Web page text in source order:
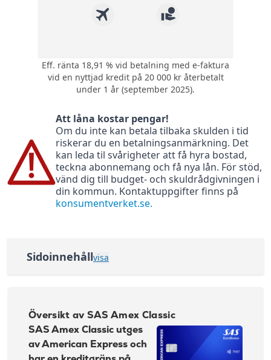
Bonus:
1 poäng i bonus på
varje krona du
använder med
Försäkring:
Kompletterande
reseförsäkring med
avbeställningsskydd
Årsavgift:
0 kr (295 kr) - gratis
första året sedan
295 kr per år
Ränta:
18,24%
bankomat:
pappersfaktura:
Valutapåslag:
1,65 %
Påminnelseavgift:
60 kr
Eff. ränta 18,91 % vid betalning med e-faktura
vid en nyttjad kredit på 20 000 kr återbetalt
under 1 år (september 2025).
Att låna kostar pengar!
Om du inte kan betala tilbaka skulden i tid
riskerar du en betalningsanmärkning. Det
kan leda til svårigheter att få hyra bostad,
teckna abonnemang och få nya lån. För stöd,
vänd dig till budget- och skuldrådgivningen i
din kommun. Kontaktuppgifter finns på
konsumentverket.se.
Sidoinnehållvisa
Ansökningskrav SAS Amex Classic
Eurobonus extrapoäng på allt du handlar med
kortet
Översikt av SAS Amex Classic
SAS Amex Classic utges
av American Express och